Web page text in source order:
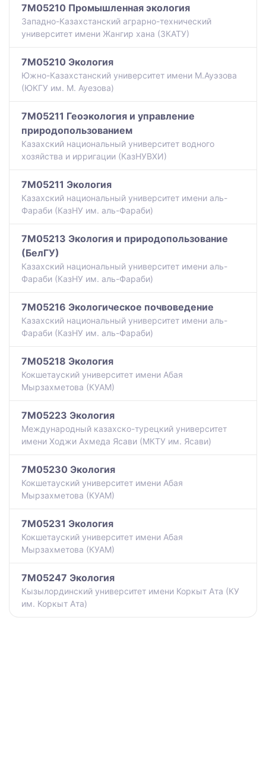
7M05210 Промышленная экология
Западно-Казахстанский аграрно-технический
университет имени Жангир хана (ЗКАТУ)
7M05210 Экология
Южно-Казахстанский университет имени М.Ауэзова
(ЮКГУ им. М. Ауезова)
7M05211 Геоэкология и управление
природопользованием
Казахский национальный университет водного
хозяйства и ирригации (КазНУВХИ)
7M05211 Экология
Казахский национальный университет имени аль-
Фараби (КазНУ им. аль-Фараби)
7M05213 Экология и природопользование
(БелГУ)
Казахский национальный университет имени аль-
Фараби (КазНУ им. аль-Фараби)
7M05216 Экологическое почвоведение
Казахский национальный университет имени аль-
Фараби (КазНУ им. аль-Фараби)
7M05218 Экология
Кокшетауский университет имени Абая
Мырзахметова (КУАМ)
7M05223 Экология
Международный казахско-турецкий университет
имени Ходжи Ахмеда Ясави (МКТУ им. Ясави)
7M05230 Экология
Кокшетауский университет имени Абая
Мырзахметова (КУАМ)
7M05231 Экология
Кокшетауский университет имени Абая
Мырзахметова (КУАМ)
7M05247 Экология
Кызылординский университет имени Коркыт Ата (КУ
им. Коркыт Ата)